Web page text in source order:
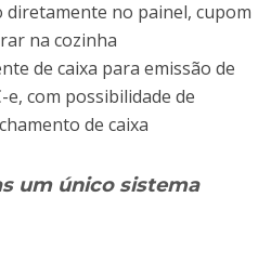
diretamente no painel, cupom
na cozinha
de caixa para emissão de
e, com possibilidade de
de caixa
um único sistema